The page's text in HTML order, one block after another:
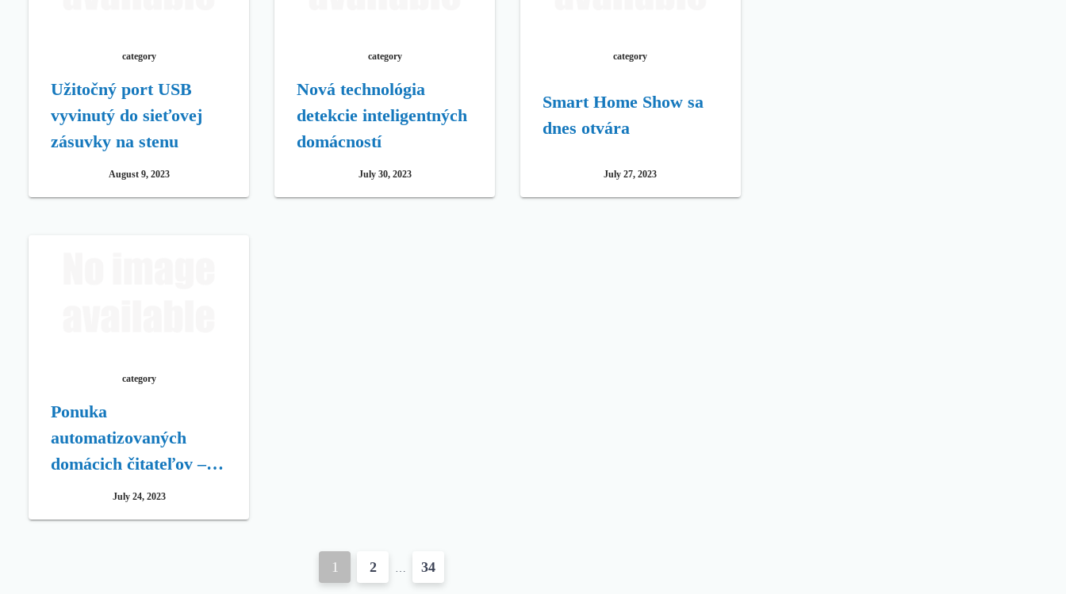
category
Užitočný port USB
vyvinutý do sieťovej
zásuvky na stenu
August 9, 2023
category
Nová technológia
detekcie inteligentných
domácností
July 30, 2023
category
Smart Home Show sa
dnes otvára
July 27, 2023
category
Ponuka
automatizovaných
domácich čitateľov –
15% zľava z očí 247
domácich
July 24, 2023
1 2 34